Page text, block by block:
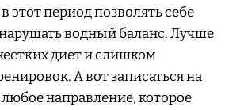
этот период позволять себе
водный баланс. Лучше
диет и слишком
А вот записаться на
направление, которое